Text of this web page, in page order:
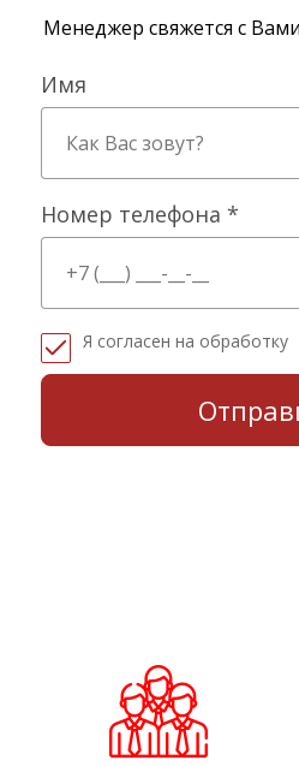
Менеджер свяжется с
Имя
Номер телефона *
Я согласен на обработку